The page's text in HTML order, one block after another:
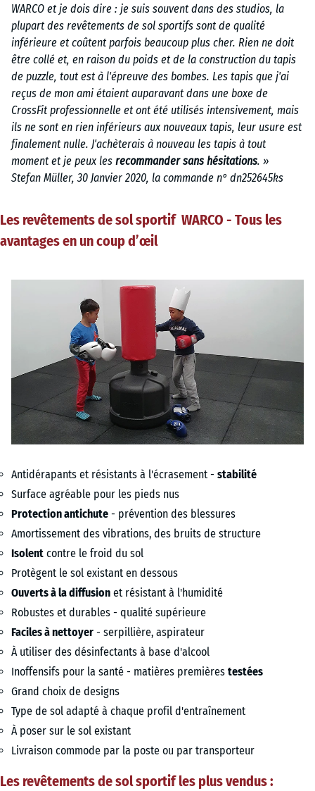
WARCO et je dois dire : je suis souvent dans des studios, la
plupart des revêtements de sol sportifs sont de qualité
inférieure et coûtent parfois beaucoup plus cher. Rien ne doit
être collé et, en raison du poids et de la construction du tapis
de puzzle, tout est à l'épreuve des bombes. Les tapis que j'ai
reçus de mon ami étaient auparavant dans une boxe de
CrossFit professionnelle et ont été utilisés intensivement, mais
ils ne sont en rien inférieurs aux nouveaux tapis, leur usure est
finalement nulle. J'achèterais à nouveau les tapis à tout
moment et je peux les recommander sans hésitations. »
Stefan Müller, 30 Janvier 2020, la commande n° dn252645ks
Les revêtements de sol sportif WARCO - Tous les
avantages en un coup d’œil
Antidérapants et résistants à l'écrasement - stabilité
Surface agréable pour les pieds nus
Protection antichute - prévention des blessures
Amortissement des vibrations, des bruits de structure
Isolent contre le froid du sol
Protègent le sol existant en dessous
Ouverts à la diffusion et résistant à l'humidité
Robustes et durables - qualité supérieure
Faciles à nettoyer - serpillière, aspirateur
À utiliser des désinfectants à base d'alcool
Inoffensifs pour la santé - matières premières testées
Grand choix de designs
Type de sol adapté à chaque profil d'entraînement
À poser sur le sol existant
Livraison commode par la poste ou par transporteur
Les revêtements de sol sportif les plus vendus :